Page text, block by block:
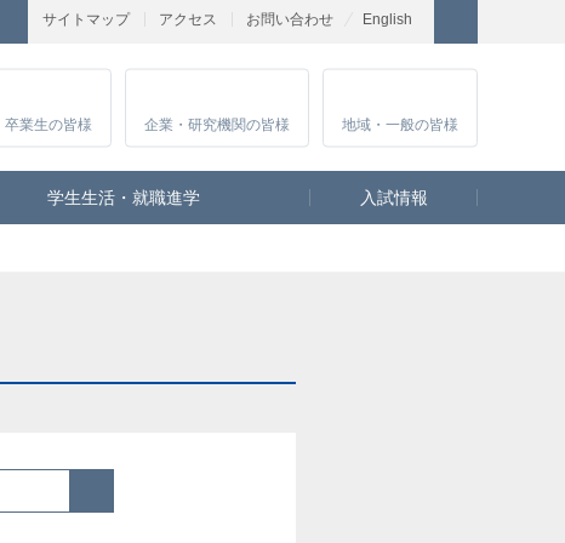
サイトマップ アクセス お問い合わせ English
卒業生の皆様 企業・研究機関の皆様 地域・一般の皆様
学生生活・就職進学 入試情報